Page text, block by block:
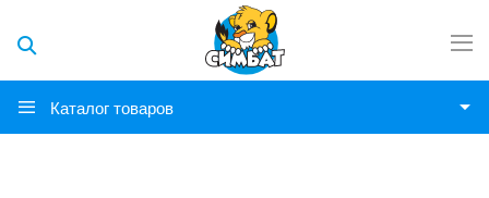
Каталог товаров